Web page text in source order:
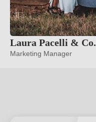
Laura Pacelli & Co.
Marketing Manager